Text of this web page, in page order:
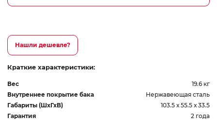
Нашли дешевле?
Краткие характеристики:
Вес
19.6 кг
Внутреннее покрытие бака
Нержавеющая сталь
Габариты (ШхГхВ)
103.5 х 55.5 х 33.5
Гарантия
2 года